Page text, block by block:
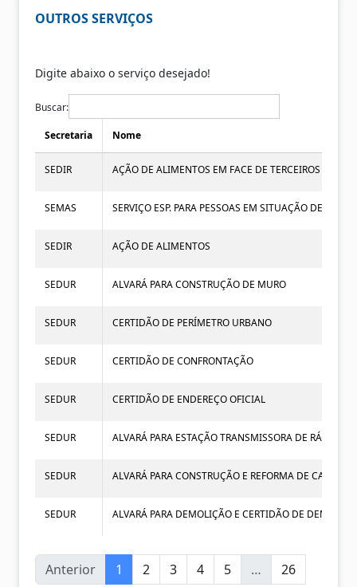
OUTROS SERVIÇOS
Digite abaixo o serviço desejado!
Buscar:
Secretaria Nome
SEDIR AÇÃO DE ALIMENTOS EM FACE DE TERCEIROS (AVÓS,
SEMAS SERVIÇO ESP. PARA PESSOAS EM SITUAÇÃO DE RUA -
SEDIR AÇÃO DE ALIMENTOS
SEDUR ALVARÁ PARA CONSTRUÇÃO DE MURO
SEDUR CERTIDÃO DE PERÍMETRO URBANO
SEDUR CERTIDÃO DE CONFRONTAÇÃO
SEDUR CERTIDÃO DE ENDEREÇO OFICIAL
SEDUR ALVARÁ PARA ESTAÇÃO TRANSMISSORA DE RÁDIO
SEDUR ALVARÁ PARA CONSTRUÇÃO E REFORMA DE
SEDUR ALVARÁ PARA DEMOLIÇÃO E CERTIDÃO DE
Anterior 1 2 3 4 5 … 26